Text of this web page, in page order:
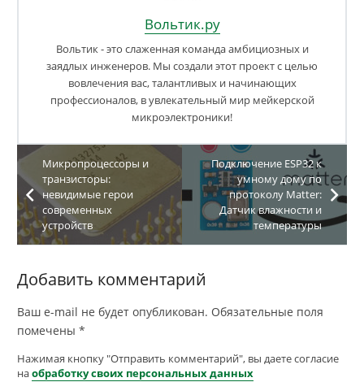
Вольтик.ру
Вольтик - это слаженная команда амбициозных и
заядлых инженеров. Мы создали этот проект с целью
вовлечения вас, талантливых и начинающих
профессионалов, в увлекательный мир мейкерской
микроэлектроники!
Микропроцессоры и
транзисторы:
невидимые герои
современных
устройств
Подключение ESP32 к
умному дому по
протоколу Matter:
Датчик влажности и
температуры
Добавить комментарий
Ваш e-mail не будет опубликован. Обязательные поля
помечены *
Нажимая кнопку "Отправить комментарий", вы даете согласие
наобработку своих персональных данных